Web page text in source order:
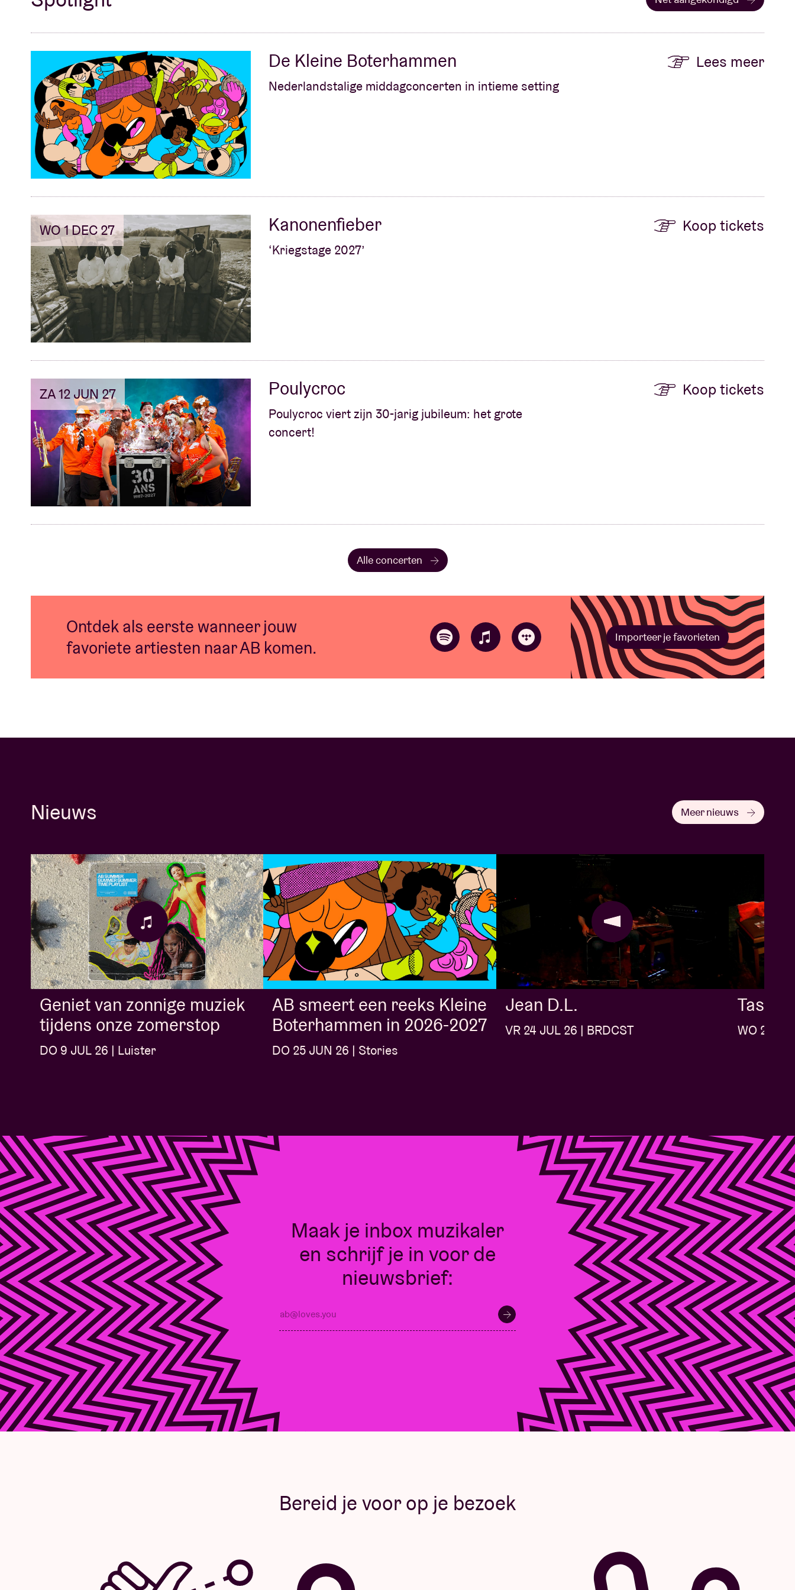
De Kleine Boterhammen
Nederlandstalige middagconcerten in intieme setting
Lees meer
WO 1 DEC 27 Kanonenfieber
‘Kriegstage 2027’
Koop tickets
ZA 12 JUN 27 Poulycroc
Poulycroc viert zijn 30-jarig jubileum: het grote
concert!
Koop tickets
Alle concerten
Ontdek als eerste wanneer jouw
favoriete artiesten naar AB komen.
Importeer je favorieten
Nieuws Meer nieuws
Geniet van zonnige muziek
tijdens onze zomerstop
DO 9 JUL 26 | Luister
AB smeert een reeks Kleine
Boterhammen in 2026-2027
DO 25 JUN 26 | Stories
Jean D.L.
VR 24 JUL 26 | BRDCST
Tashi
WO 22
Maak je inbox muzikaler
en schrijf je in voor de
nieuwsbrief:
Bereid je voor op je bezoek